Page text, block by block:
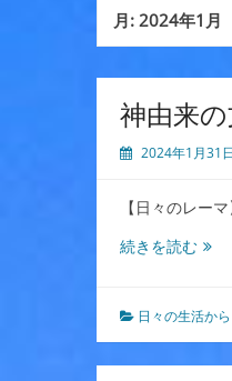
月:2024年1月
神由来
2024年1月31日
【日々のレー
続きを読む神
の
文
化
日々の生活から